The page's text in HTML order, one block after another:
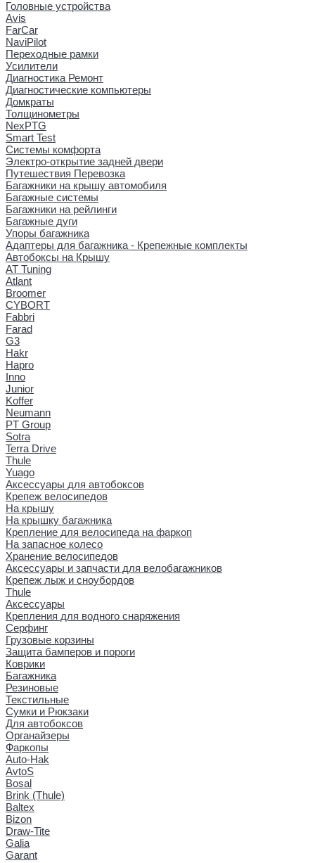
Головные устройства
Avis
FarCar
NaviPilot
Переходные рамки
Усилители
Диагностика Ремонт
Диагностические компьютеры
Домкраты
Толщинометры
NexPTG
Smart Test
Системы комфорта
Электро-открытие задней двери
Путешествия Перевозка
Багажники на крышу автомобиля
Багажные системы
Багажники на рейлинги
Багажные дуги
Упоры багажника
Адаптеры для багажника - Крепежные комплекты
Автобоксы на Крышу
AT Tuning
Atlant
Broomer
CYBORT
Fabbri
Farad
G3
Hakr
Hapro
Inno
Junior
Koffer
Neumann
PT Group
Sotra
Terra Drive
Thule
Yuago
Аксессуары для автобоксов
Крепеж велосипедов
На крышу
На крышку багажника
Крепление для велосипеда на фаркоп
На запасное колесо
Хранение велосипедов
Аксессуары и запчасти для велобагажников
Крепеж лыж и сноубордов
Thule
Аксессуары
Крепления для водного снаряжения
Серфинг
Грузовые корзины
Защита бамперов и пороги
Коврики
Багажника
Резиновые
Текстильные
Сумки и Рюкзаки
Для автобоксов
Органайзеры
Фаркопы
Auto-Hak
AvtoS
Bosal
Brink (Thule)
Baltex
Bizon
Draw-Tite
Galia
Garant